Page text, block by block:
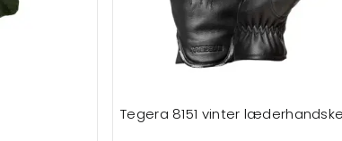
Tegera 8151 vinter